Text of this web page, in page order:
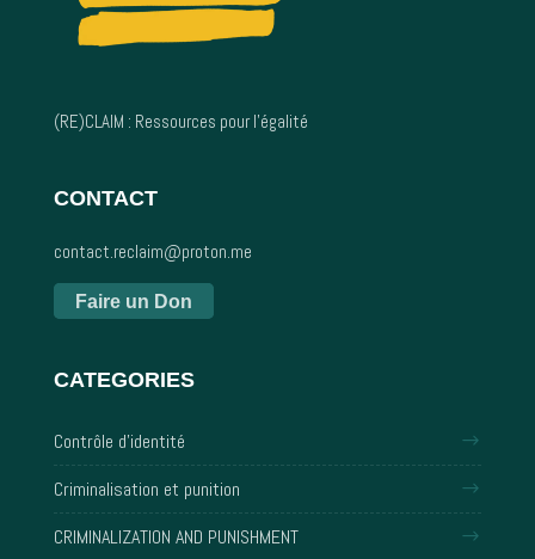
(RE)CLAIM : Ressources pour l’égalité
CONTACT
contact.reclaim@proton.me
Faire un Don
CATEGORIES
Contrôle d'identité
Criminalisation et punition
CRIMINALIZATION AND PUNISHMENT